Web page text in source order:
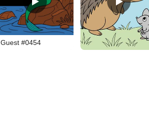
Guest #0454